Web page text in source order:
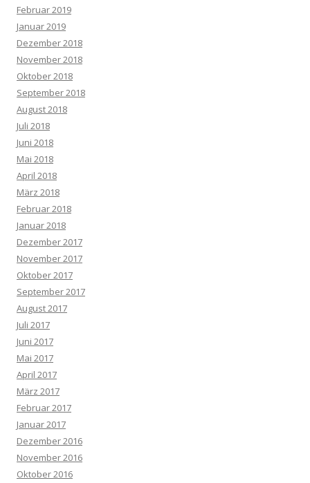
Februar 2019
Januar 2019
Dezember 2018
November 2018
Oktober 2018
September 2018
August 2018
Juli 2018
Juni 2018
Mai 2018
April 2018
März 2018
Februar 2018
Januar 2018
Dezember 2017
November 2017
Oktober 2017
September 2017
August 2017
Juli 2017
Juni 2017
Mai 2017
April 2017
März 2017
Februar 2017
Januar 2017
Dezember 2016
November 2016
Oktober 2016